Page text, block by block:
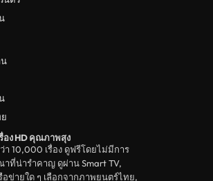
อง HD คุณภาพสุง
10,000 เรื่อง ดูฟรีโดยไม่มีการ
ที่น่ารำคาญ ดูผ่าน Smart TV,
อข่ายใด ๆ เลือกจากภาพยนตร์ไทย,